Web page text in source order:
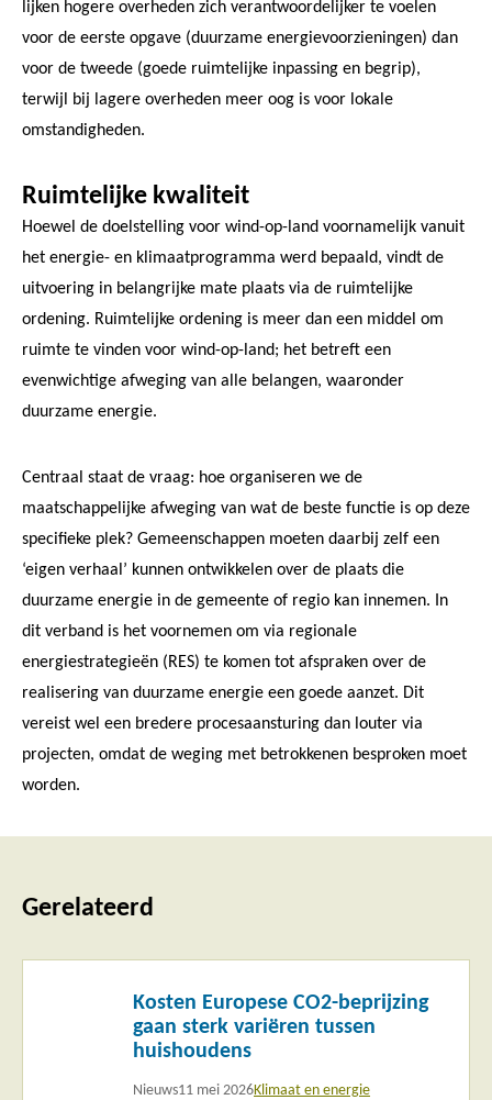
lijken hogere overheden zich verantwoordelijker te voelen
voor de eerste opgave (duurzame energievoorzieningen) dan
voor de tweede (goede ruimtelijke inpassing en begrip),
terwijl bij lagere overheden meer oog is voor lokale
omstandigheden.
Ruimtelijke kwaliteit
Hoewel de doelstelling voor wind-op-land voornamelijk vanuit
het energie- en klimaatprogramma werd bepaald, vindt de
uitvoering in belangrijke mate plaats via de ruimtelijke
ordening. Ruimtelijke ordening is meer dan een middel om
ruimte te vinden voor wind-op-land; het betreft een
evenwichtige afweging van alle belangen, waaronder
duurzame energie.
Centraal staat de vraag: hoe organiseren we de
maatschappelijke afweging van wat de beste functie is op deze
specifieke plek? Gemeenschappen moeten daarbij zelf een
‘eigen verhaal’ kunnen ontwikkelen over de plaats die
duurzame energie in de gemeente of regio kan innemen. In
dit verband is het voornemen om via regionale
energiestrategieën (RES) te komen tot afspraken over de
realisering van duurzame energie een goede aanzet. Dit
vereist wel een bredere procesaansturing dan louter via
projecten, omdat de weging met betrokkenen besproken moet
worden.
Gerelateerd
Kosten Europese CO2-beprijzing
gaan sterk variëren tussen
huishoudens
Nieuws11 mei 2026Klimaat en energie